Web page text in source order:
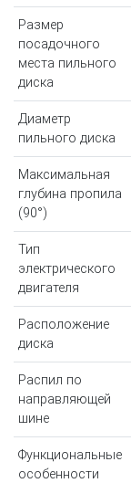
Размер
посадочного
места пильного
диска
Диаметр
пильного диска
Максимальная
глубина пропила
(90°)
Тип
электрического
двигателя
Расположение
диска
Распил по
направляющей
шине
Функциональные
особенности